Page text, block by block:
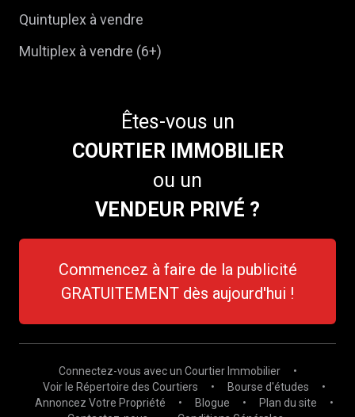
Quintuplex à vendre
Multiplex à vendre (6+)
Êtes-vous un
COURTIER IMMOBILIER
ou un
VENDEUR PRIVÉ ?
Commencez à faire de la publicité
GRATUITEMENT dès aujourd'hui !
Connectez-vous avec un Courtier Immobilier
•
Voir le Répertoire des Courtiers
• Bourse d'études
•
Annoncez Votre Propriété
• Blogue • Plan du site
•